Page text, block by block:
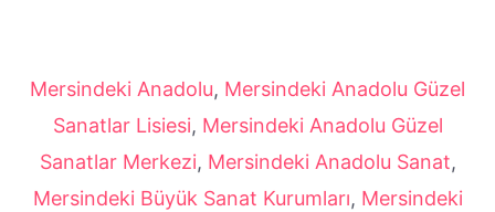
Mersindeki Anadolu, Mersindeki Anadolu Güzel
Sanatlar Lisiesi, Mersindeki Anadolu Güzel
Sanatlar Merkezi, Mersindeki Anadolu Sanat,
Mersindeki Büyük Sanat Kurumları, Mersindeki